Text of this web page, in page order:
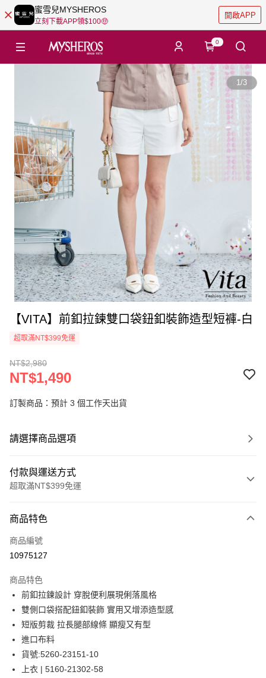
蜜雪兒MYSHEROS
立刻下載APP領$100🤑
開啟APP
0
1/3
【VITA】前釦拉鍊雙口袋鈕釦裝飾造型短褲-白
超取滿NT$399免運
NT$2,980
NT$1,490
訂製商品：預計 3 個工作天出貨
請選擇商品選項
付款與運送方式
超取滿NT$399免運
信用卡一次付款
信用卡分期付款
合作金庫商業銀行
華南商業銀行
彰化商業銀行
上海商業儲蓄銀行
台北富邦商業銀行
國泰世華商業銀行
兆豐國際商業銀行
臺灣中小企業銀行
匯豐（台灣）商業銀行
聯邦商業銀行
元大商業銀行
LINE Pay
Apple Pay
街口支付
悠遊付
商品特色
商品編號
10975127
商品特色
前釦拉鍊設計 穿脫便利展現俐落風格
雙側口袋搭配鈕釦裝飾 實用又增添造型感
短版剪裁 拉長腿部線條 顯瘦又有型
進口布料
貨號:5260-23151-10
上衣 | 5160-21302-58